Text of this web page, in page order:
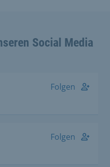
Social Media
Folgen
Folgen